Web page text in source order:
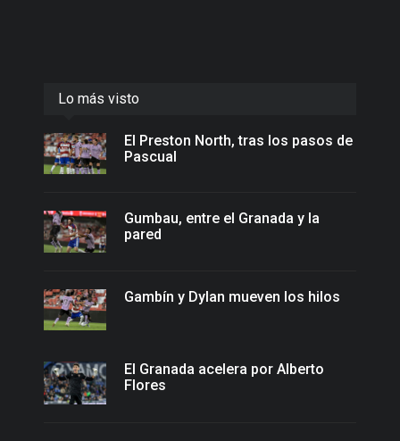
Lo más visto
El Preston North, tras los pasos de
Pascual
Gumbau, entre el Granada y la
pared
Gambín y Dylan mueven los hilos
El Granada acelera por Alberto
Flores